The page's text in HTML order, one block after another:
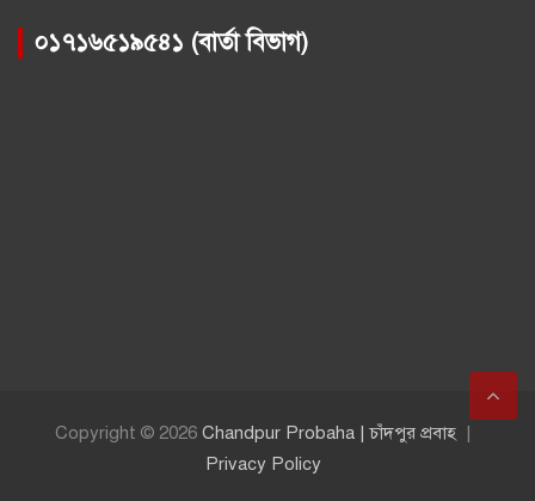
০১৭১৬৫১৯৫৪১ (বার্তা বিভাগ)
Copyright © 2026 Chandpur Probaha | চাঁদপুর প্রবাহ
Privacy Policy